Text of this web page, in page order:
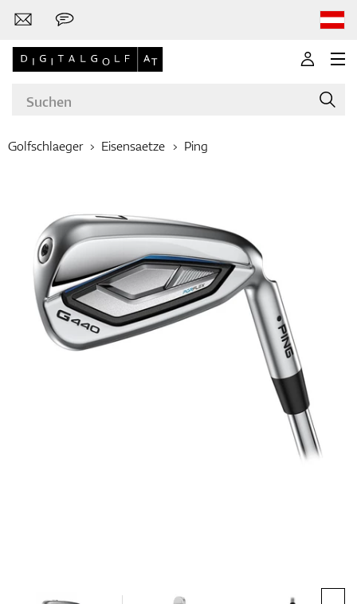
Golfschläger
Bekleidung
Golfschlaeger Eisensaetze Ping